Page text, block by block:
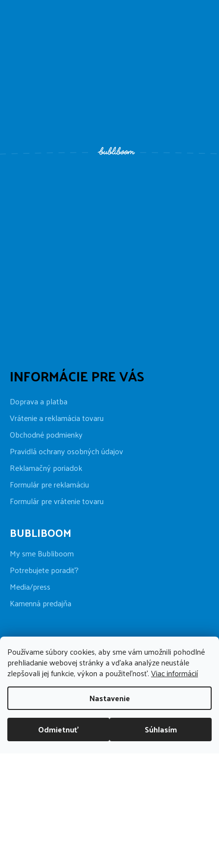
Používame súbory cookies, aby sme vám umožnili pohodlné
prehliadanie webovej stránky a vďaka analýze neustále
zlepšovali jej funkcie, výkon a použiteľnosť.Viac informácií
Nastavenie
Odmietnuť Súhlasím
DOPRAVA ZADARMO NAD 70 EUR
INFORMÁCIE PRE VÁS
Doprava a platba
Vrátenie a reklamácia tovaru
Obchodné podmienky
Pravidlá ochrany osobných údajov
Reklamačný poriadok
Formulár pre reklamáciu
Formulár pre vrátenie tovaru
BUBLIBOOM
My sme Bubliboom
Potrebujete poradiť?
Media/press
Kamenná predajňa
BUBLIBOOM
+421 911 123 286
po-pia 09:00 - 17:00, so 09:00 - 13:00
info@bubliboom.sk